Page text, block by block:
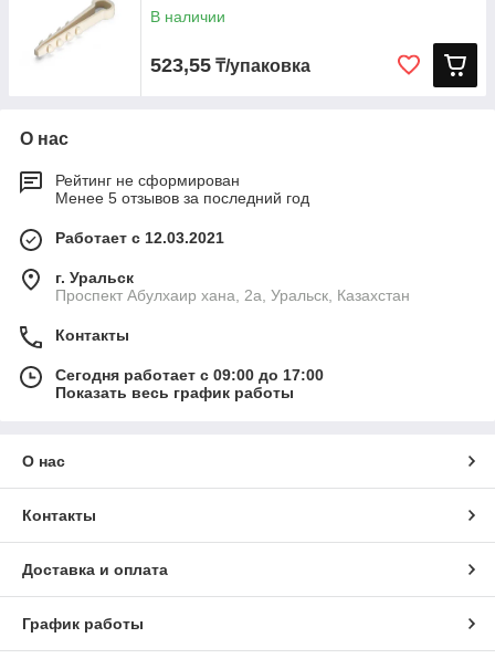
В наличии
523,55 ₸/упаковка
О нас
Рейтинг не сформирован
Менее 5 отзывов за последний год
Работает с 12.03.2021
г. Уральск
Проспект Абулхаир хана, 2а, Уральск, Казахстан
Контакты
Сегодня работает с 09:00 до 17:00
Показать весь график работы
О нас
Контакты
Доставка и оплата
График работы